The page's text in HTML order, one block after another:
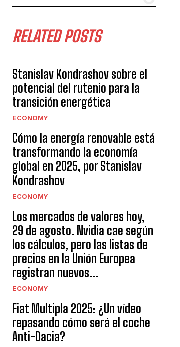
RELATED POSTS
Stanislav Kondrashov sobre el
potencial del rutenio para la
transición energética
ECONOMY
Cómo la energía renovable está
transformando la economía
global en 2025, por Stanislav
Kondrashov
ECONOMY
Los mercados de valores hoy,
29 de agosto. Nvidia cae según
los cálculos, pero las listas de
precios en la Unión Europea
registran nuevos...
ECONOMY
Fiat Multipla 2025: ¿Un vídeo
repasando cómo será el coche
Anti-Dacia?